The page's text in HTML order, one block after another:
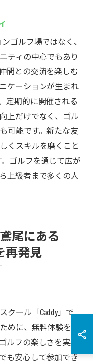
ゴルフ場ではなく、
ティの中心でもあり
間との交流を楽しむ
ケーションが生まれ
定期的に開催される
上だけでなく、ゴル
可能です。新たな友
くスキルを磨くこと
ゴルフを通じて広が
上級者まで多くの人
尾にある
再発見
クール「Caddy」で
めに、無料体験を用
ルフの楽しさを実感
も安心して参加でき